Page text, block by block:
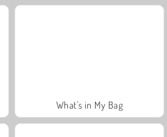
What's in My Bag